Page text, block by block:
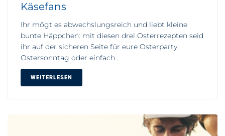
Käsefans
Ihr mögt es abwechslungsreich und liebt kleine
bunte Häppchen: mit diesen drei Osterrezepten seid
ihr auf der sicheren Seite für eure Osterparty,
Ostersonntag oder einfach...
WEITERLESEN